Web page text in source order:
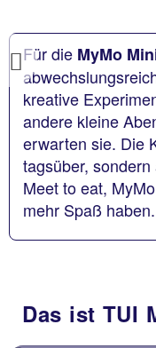
Previous
Für die MyMo
kreative
andere kleine
erwarten sie. Die
tagsüber,
Meet to eat,
mehr Spaß haben.
Das ist TUI